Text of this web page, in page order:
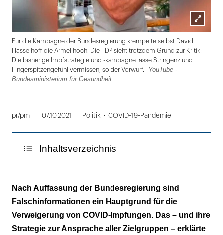
Lightbox
öffnen
Für die Kampagne der Bundesregierung krempelte selbst David
Hasselhoff die Ärmel hoch. Die FDP sieht trotzdem Grund zur Kritik:
Die bisherige Impfstrategie und -kampagne lasse Stringenz und
Fingerspitzengefühl vermissen, so der Vorwurf.
YouTube -
Bundesministerium für Gesundheit
1pr/pm 07.10.2021 Politik COVID-19-Pandemie
Inhaltsverzeichnis
Viele beantworten Fragen zur Impfung falsch
Aufklärung LÄUFT auf allen Kanälen
Nach Auffassung der Bundesregierung sind
Falschinformationen ein Hauptgrund für die
Verweigerung von COVID-Impfungen. Das – und ihre
Strategie zur Ansprache aller Zielgruppen – erklärte